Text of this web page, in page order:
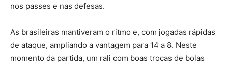
nos passes e nas defesas.
As brasileiras mantiveram o ritmo e, com jogadas rápidas
de ataque, ampliando a vantagem para 14 a 8. Neste
momento da partida, um rali com boas trocas de bolas